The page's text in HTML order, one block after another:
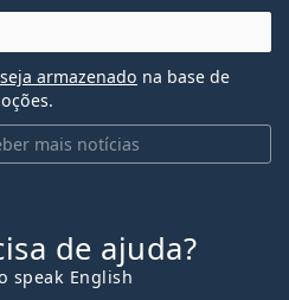
mais notícias
armazenado na base de
de ajuda?
speak English